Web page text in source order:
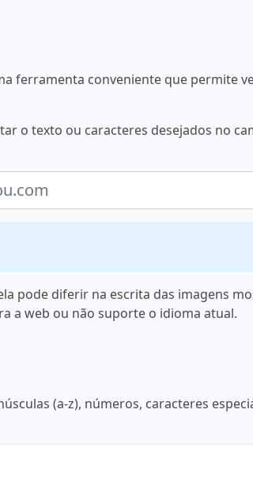
ferramenta conveniente que permite
o texto ou caracteres desejados no
pode diferir na escrita das imagens
a web ou não suporte o idioma atual.
(a-z), números, caracteres